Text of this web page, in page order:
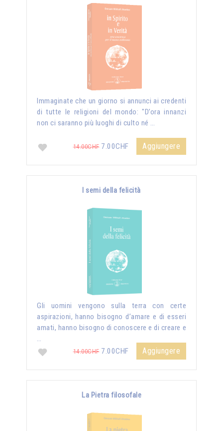
Immaginate che un giorno si annunci ai credenti
di tutte le religioni del mondo: "D’ora innanzi
non ci saranno più luoghi di culto né …
14.00CHF7.00CHF Aggiungere
I semi della felicità
Gli uomini vengono sulla terra con certe
aspirazioni, hanno bisogno d’amare e di esseri
amati, hanno bisogno di conoscere e di creare e
…
14.00CHF7.00CHF Aggiungere
La Pietra filosofale